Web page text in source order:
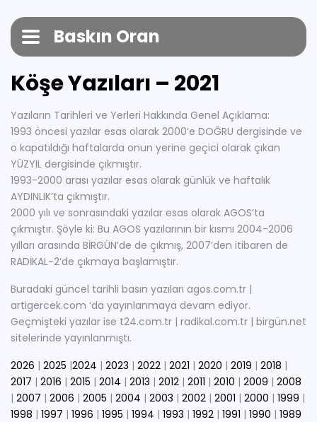
Baskın Oran
Köşe Yazıları – 2021
Yazıların Tarihleri ve Yerleri Hakkında Genel Açıklama:
1993 öncesi yazılar esas olarak 2000’e DOĞRU dergisinde ve
o kapatıldığı haftalarda onun yerine geçici olarak çıkan
YÜZYIL dergisinde çıkmıştır.
1993-2000 arası yazılar esas olarak günlük ve haftalık
AYDINLIK’ta çıkmıştır.
2000 yılı ve sonrasındaki yazılar esas olarak AGOS’ta
çıkmıştır. Şöyle ki: Bu AGOS yazılarının bir kısmı 2004-2006
yılları arasında BİRGÜN’de de çıkmış, 2007’den itibaren de
RADİKAL-2‘de çıkmaya başlamıştır.
Buradaki güncel tarihli basın yazıları agos.com.tr |
artigercek.com ‘da yayınlanmaya devam ediyor.
Geçmişteki yazılar ise t24.com.tr | radikal.com.tr | birgün.net
sitelerinde yayınlanmıştı.
2026 | 2025 |2024 | 2023 | 2022 | 2021 | 2020 | 2019 | 2018 |
2017 | 2016 | 2015 | 2014 | 2013 | 2012 | 2011 | 2010 | 2009 | 2008
| 2007 | 2006 | 2005 | 2004 | 2003 | 2002 | 2001 | 2000 | 1999 |
1998 | 1997 | 1996 | 1995 | 1994 | 1993 | 1992 | 1991 | 1990 | 1989